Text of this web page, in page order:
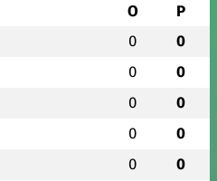
O P
0 0
0 0
0 0
0 0
0 0